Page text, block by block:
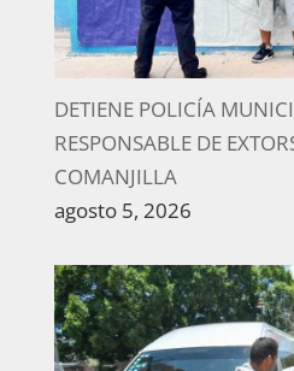
DETIENE POLICÍA
RESPONSABLE DE
COMANJILLA
agosto 5, 2026